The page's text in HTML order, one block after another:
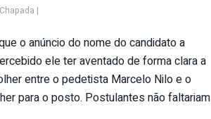
|
o anúncio do nome do candidato a
ele ter aventado de forma clara a
entre o pedetista Marcelo Nilo e o
para o posto. Postulantes não faltariam